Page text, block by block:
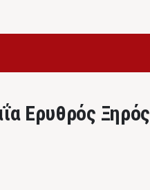
Ερυθρός Ξηρός